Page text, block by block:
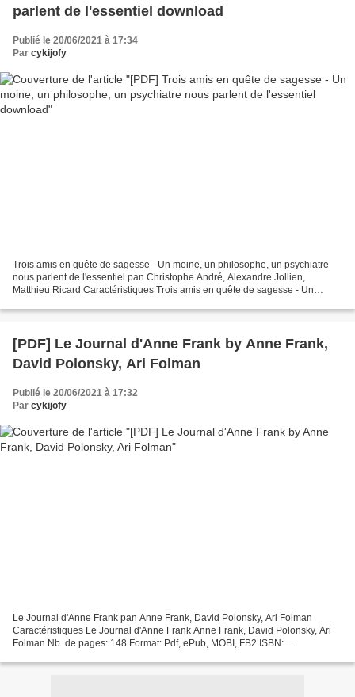
parlent de l'essentiel download
Publié le 20/06/2021 à 17:34
Par cykijofy
Trois amis en quête de sagesse - Un moine, un philosophe, un psychiatre
nous parlent de l'essentiel pan Christophe André, Alexandre Jollien,
Matthieu Ricard Caractéristiques Trois amis en quête de sagesse - Un
[PDF] Le Journal d'Anne Frank by Anne Frank,
David Polonsky, Ari Folman
Publié le 20/06/2021 à 17:32
Par cykijofy
Le Journal d'Anne Frank pan Anne Frank, David Polonsky, Ari Folman
Caractéristiques Le Journal d'Anne Frank Anne Frank, David Polonsky, Ari
Folman Nb. de pages: 148 Format: Pdf, ePub, MOBI, FB2 ISBN: